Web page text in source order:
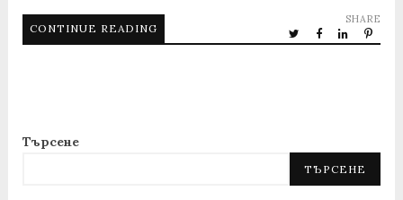
CONTINUE READING
SHARE
Търсене
ТЪРСЕНЕ